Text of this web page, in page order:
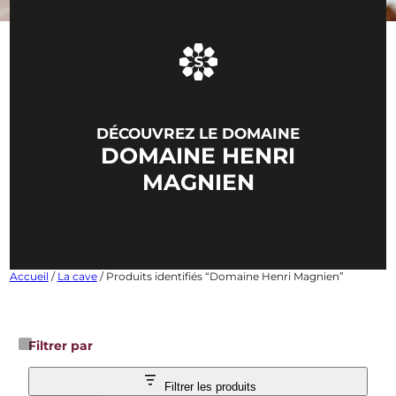
DÉCOUVREZ LE DOMAINE
DOMAINE HENRI
MAGNIEN
Accueil / La cave/ Produits identifiés “Domaine Henri Magnien”
Filtrer par
Filtrer les produits